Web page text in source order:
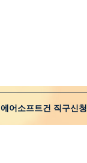
에어소프트건 직구신청